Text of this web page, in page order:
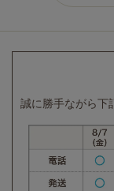
誠に勝手ながら下